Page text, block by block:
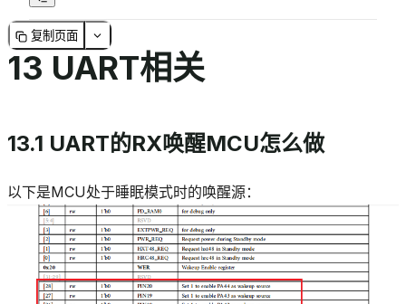
复制页面
13 UART相关
13.1 UART的RX唤醒MCU怎么做
以下是MCU处于睡眠模式时的唤醒源：